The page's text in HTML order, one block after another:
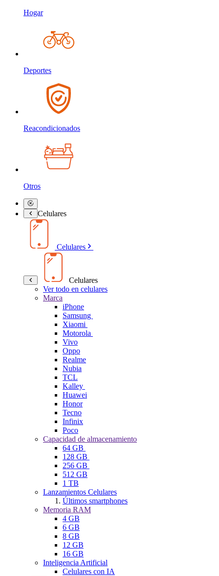
Hogar
Deportes
Reacondicionados
Otros
Celulares
Celulares
Celulares
Ver todo en celulares
Marca
iPhone
Samsung
Xiaomi
Motorola
Vivo
Oppo
Realme
Nubia
TCL
Kalley
Huawei
Honor
Tecno
Infinix
Poco
Capacidad de almacenamiento
64 GB
128 GB
256 GB
512 GB
1 TB
Lanzamientos Celulares
Últimos smartphones
Memoria RAM
4 GB
6 GB
8 GB
12 GB
16 GB
Inteligencia Artificial
Celulares con IA